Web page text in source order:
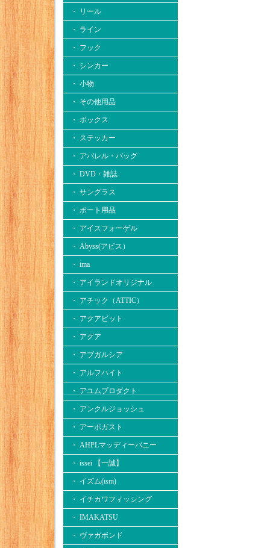
・ リール
・ ライン
・ フック
・ シンカー
・ 小物
・ その他用品
・ ボックス
・ ステッカー
・ アパレル・バッグ
・ DVD・雑誌
・ サングラス
・ ボート用品
・ アイスフォーゲル
・ Abyss(アビス）
・ ima
・ アイランドオリジナル
・ アチック（ATTIC）
・ アクアビット
・ アグア
・ アブガルシア
・ アルフハイト
・ アユムプロダクト
・ アンクルジョッシュ
・ アーボガスト
・ AHPLマッディーバニー
・ issei 【一誠】
・ イズム(ism)
・ イチカワフィッシング
・ IMAKATSU
・ ヴァガボンド